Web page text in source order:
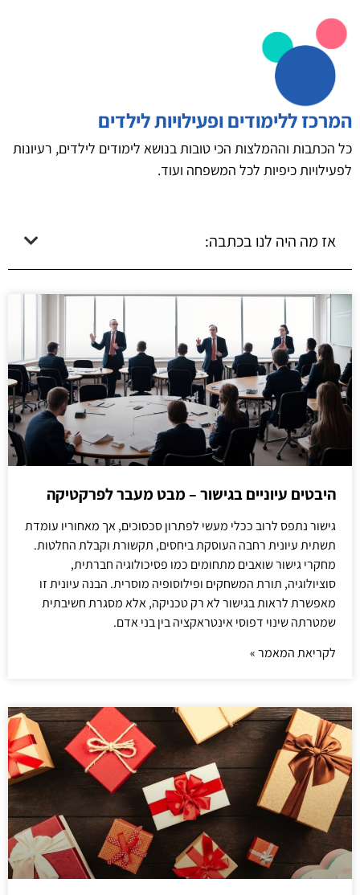
המרכז ללימודים ופעילויות לילדים
כל הכתבות וההמלצות הכי טובות בנושא לימודים לילדים, רעיונות
לפעילויות כיפיות לכל המשפחה ועוד.
אז מה היה לנו בכתבה:
היבטים עיוניים בגישור – מבט מעבר לפרקטיקה
גישור נתפס לרוב ככלי מעשי לפתרון סכסוכים, אך מאחוריו עומדת
תשתית עיונית רחבה העוסקת ביחסים, תקשורת וקבלת החלטות.
מחקרי גישור שואבים מתחומים כמו פסיכולוגיה חברתית,
סוציולוגיה, תורת המשחקים ופילוסופיה מוסרית. הבנה עיונית זו
מאפשרת לראות בגישור לא רק טכניקה, אלא מסגרת חשיבתית
שמטרתה שינוי דפוסי אינטראקציה בין בני אדם.
לקריאת המאמר »